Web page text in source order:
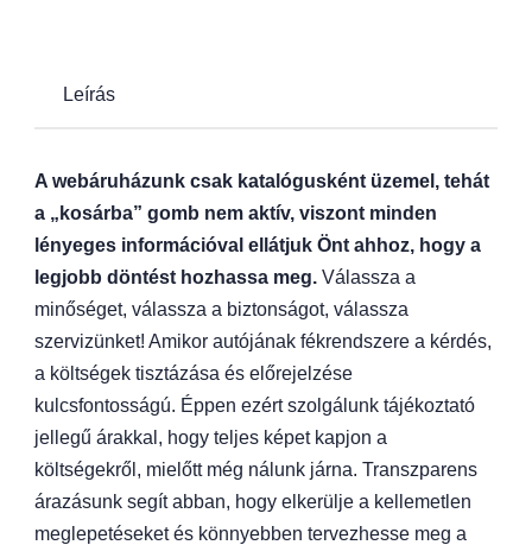
Leírás
A webáruházunk csak katalógusként üzemel, tehát
a „kosárba” gomb nem aktív, viszont minden
lényeges információval ellátjuk Önt ahhoz, hogy a
legjobb döntést hozhassa meg. Válassza a
minőséget, válassza a biztonságot, válassza
szervizünket! Amikor autójának fékrendszere a kérdés,
a költségek tisztázása és előrejelzése
kulcsfontosságú. Éppen ezért szolgálunk tájékoztató
jellegű árakkal, hogy teljes képet kapjon a
költségekről, mielőtt még nálunk járna. Transzparens
árazásunk segít abban, hogy elkerülje a kellemetlen
meglepetéseket és könnyebben tervezhesse meg a